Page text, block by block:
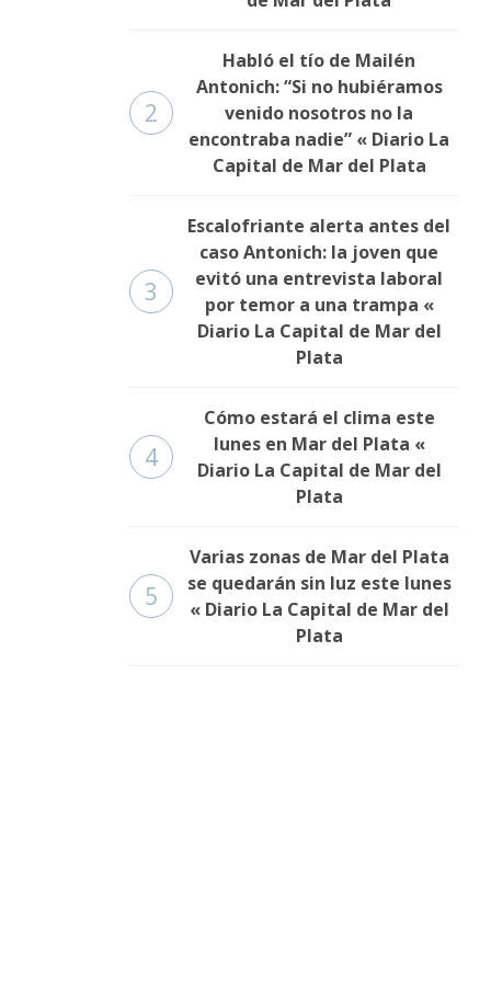
2
Habló el tío de Mailén
Antonich: “Si no hubiéramos
venido nosotros no la
encontraba nadie” « Diario La
Capital de Mar del Plata
3
Escalofriante alerta antes del
caso Antonich: la joven que
evitó una entrevista laboral
por temor a una trampa «
Diario La Capital de Mar del
Plata
4
Cómo estará el clima este
lunes en Mar del Plata «
Diario La Capital de Mar del
Plata
5
Varias zonas de Mar del Plata
se quedarán sin luz este lunes
« Diario La Capital de Mar del
Plata